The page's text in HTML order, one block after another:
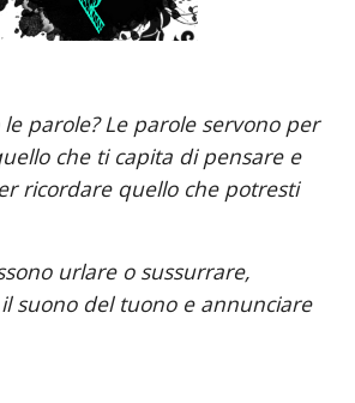
parole? Le parole servono per
che ti capita di pensare e
ricordare quello che potresti
urlare o sussurrare,
suono del tuono e annunciare